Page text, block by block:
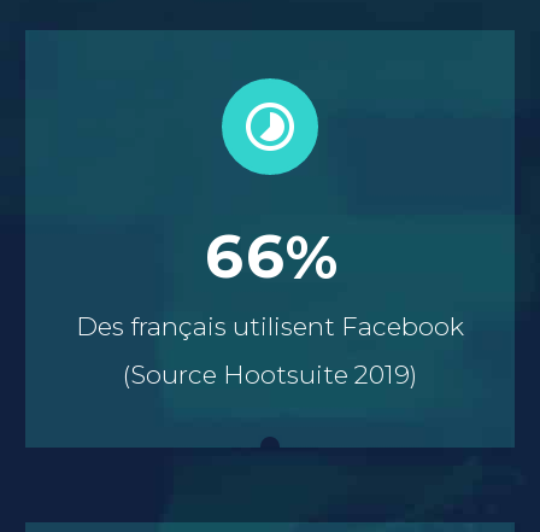


66%
Des français utilisent Facebook
(Source Hootsuite 2019)